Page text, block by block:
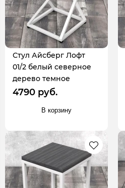
Стул Айсберг Лофт
01/2 белый северное
дерево темное
4790 руб.
В корзину